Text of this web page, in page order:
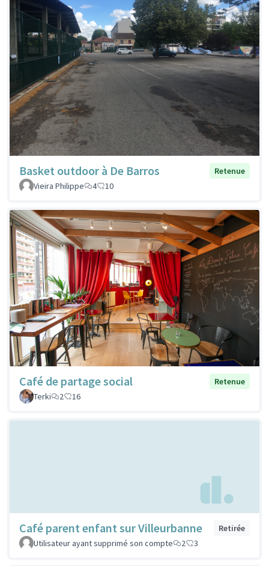
Basket outdoor à De Barros
Retenue
Vieira Philippe
4 10
Café de partage social
Retenue
Terki
2 16
Café parent enfant sur Villeurbanne
Retirée
Utilisateur ayant supprimé son compte
2 3